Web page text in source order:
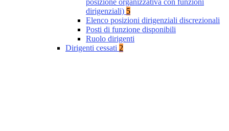
posizione organizzativa con funzioni
dirigenziali) 5
Elenco posizioni dirigenziali discrezionali
Posti di funzione disponibili
Ruolo dirigenti
Dirigenti cessati 2